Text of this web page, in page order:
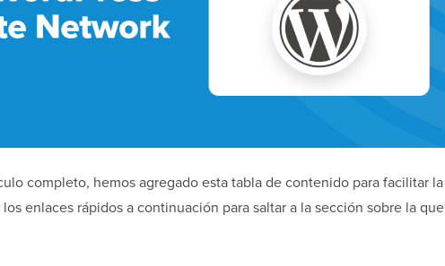
completo, hemos agregado esta tabla de contenido para facilitar la
enlaces rápidos a continuación para saltar a la sección sobre la que